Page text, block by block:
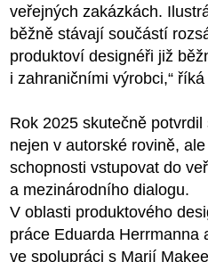
veřejných zakázkách.
běžně stávají součástí
produktoví designéři již
i zahraničními výrobci,“
Rok 2025 skutečně
nejen v autorské rovině,
schopnosti vstupovat do
a mezinárodního dialogu.
V oblasti produktového
práce Eduarda Herrmanna
ve spolupráci s Marií